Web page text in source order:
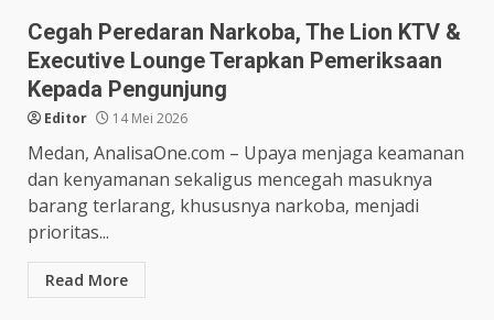
Cegah Peredaran Narkoba, The Lion KTV &
Executive Lounge Terapkan Pemeriksaan
Kepada Pengunjung
Editor 14 Mei 2026
Medan, AnalisaOne.com – Upaya menjaga keamanan
dan kenyamanan sekaligus mencegah masuknya
barang terlarang, khususnya narkoba, menjadi
prioritas...
Read More